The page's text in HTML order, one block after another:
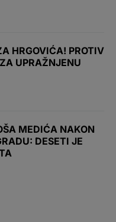
HRGOVIĆA! PROTIV
UPRAŽNJENU
MEDIĆA NAKON
DESETI JE